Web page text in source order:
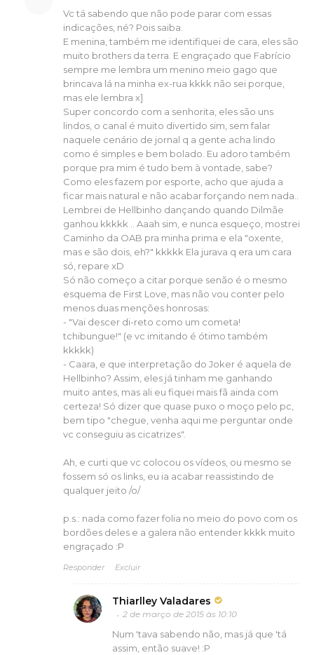
Vc tá sabendo que não pode parar com essas
indicações, né? Pois saiba.
E menina, também me identifiquei de cara, eles são
muito brothers da terra. E engraçado que Fabrício
sempre me lembra um menino meio gago que
brincava lá na minha ex-rua kkkk não sei porque,
mas ele lembra x]
Super concordo com a senhorita, eles são uns
lindos, o canal é muito divertido sim, sem falar
naquele cenário de jornal q a gente acha lindo
como é simples e bem bolado. Eu adoro também
porque pra mim é tudo bem à vontade, sabe?
Como eles fazem por esporte, acho que ajuda a
ficar mais natural e não acabar forçando nem nada..
Lembrei de Hellbinho dançando quando Dilmãe
ganhou kkkkk .. Aaah sim, e nunca esqueço, mostrei
Caminho da OAB pra minha prima e ela "oxente,
mas e são dois, eh?" kkkkk Ela jurava q era um cara
só, repare xD
Só não começo a citar porque senão é o mesmo
esquema de First Love, mas não vou conter pelo
menos duas menções honrosas:
- "Vai descer di-reto como um cometa!
tchibungue!" (e vc imitando é ótimo também
kkkkk)
- Caara, e que interpretação do Joker é aquela de
Hellbinho? Assim, eles já tinham me ganhando
muito antes, mas ali eu fiquei mais fã ainda com
certeza! Só dizer que quase puxo o moço pelo pc,
bem tipo "chegue, venha aqui me perguntar onde
vc conseguiu as cicatrizes".
Ah, e curti que vc colocou os vídeos, ou mesmo se
fossem só os links, eu ia acabar reassistindo de
qualquer jeito /o/
p.s.: nada como fazer folia no meio do povo com os
bordões deles e a galera não entender kkkk muito
engraçado :P
Responder Excluir
Thiarlley Valadares
2 de março de 2015 às 10:10
Num 'tava sabendo não, mas já que 'tá
assim, então suave! :P